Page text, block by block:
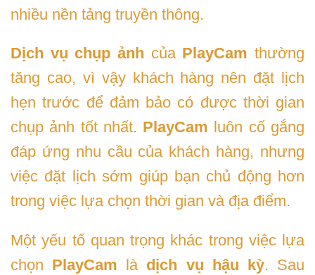
nhiều nền tảng truyền thông.
Dịch vụ chụp ảnh của PlayCam thường
tăng cao, vì vậy khách hàng nên đặt lịch
hẹn trước để đảm bảo có được thời gian
chụp ảnh tốt nhất. PlayCam luôn cố gắng
đáp ứng nhu cầu của khách hàng, nhưng
việc đặt lịch sớm giúp bạn chủ động hơn
trong việc lựa chọn thời gian và địa điểm.
Một yếu tố quan trọng khác trong việc lựa
chọn PlayCam là dịch vụ hậu kỳ. Sau